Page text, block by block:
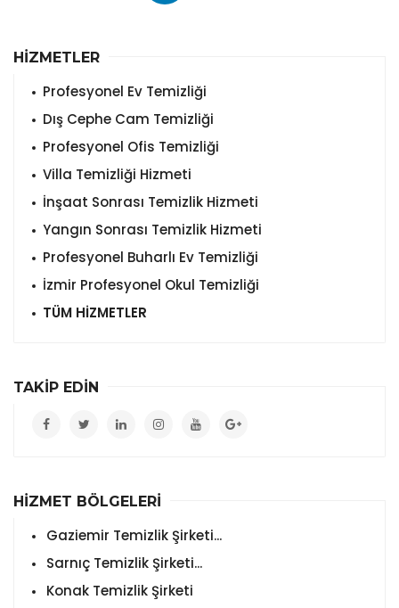
HİZMETLER
Profesyonel Ev Temizliği
Dış Cephe Cam Temizliği
Profesyonel Ofis Temizliği
Villa Temizliği Hizmeti
İnşaat Sonrası Temizlik Hizmeti
Yangın Sonrası Temizlik Hizmeti
Profesyonel Buharlı Ev Temizliği
İzmir Profesyonel Okul Temizliği
TÜM HİZMETLER
TAKİP EDİN
HİZMET BÖLGELERİ
Gaziemir Temizlik Şirketi...
Sarnıç Temizlik Şirketi...
Konak Temizlik Şirketi